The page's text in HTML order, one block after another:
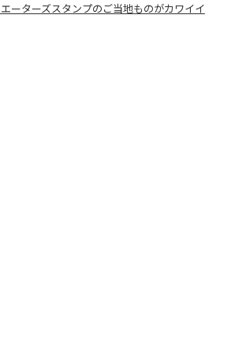
ーターズスタンプのご当地ものがカワイイ